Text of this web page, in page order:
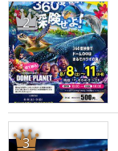
2
3